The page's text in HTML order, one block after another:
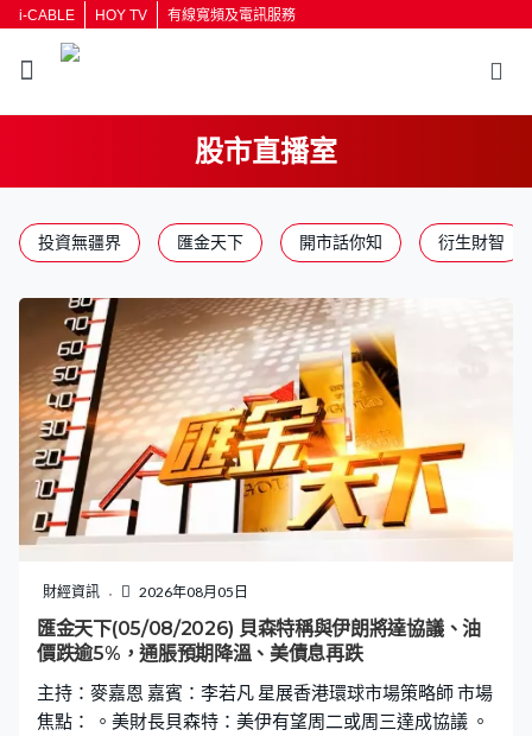
i-CABLE HOY TV 有線寬頻及電訊服務
股市直播室
投資無疆界 匯金天下 開市話你知 衍生財智
財經資訊 2026年08月05日
匯金天下(05/08/2026) 貝森特稱與伊朗將達協議、油
價跌逾5%，通脹預期降溫、美債息再跌
主持：麥嘉恩 嘉賓：李若凡 星展香港環球市場策略師 市場
焦點： 。美財長貝森特：美伊有望周二或周三達成協議 。